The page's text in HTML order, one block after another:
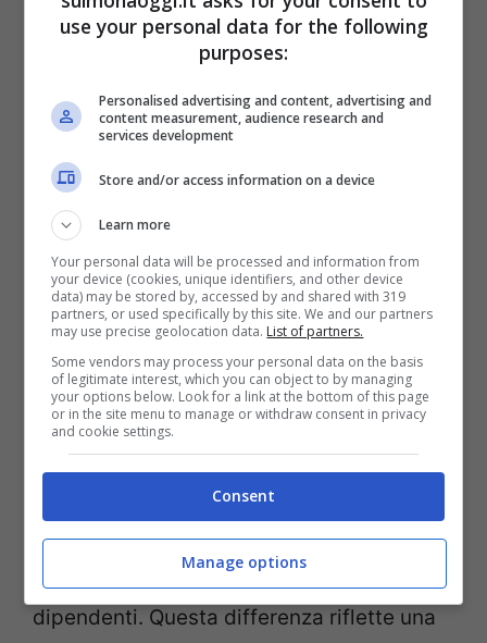
78 giorni all’anno possono andare in
minima di 61 anni e 7 mesi. Diversamente,
se il numero di giorni scende tra 72 e 77
all’anno o addirittura tra 64 e 71, l’età
minima richiesta aumenta
progressivamente.
Interessante èla distinzione operata dalla
normativa tra lavoratori autonomi e
dipendenti. Sebbene entrambe le
categorie possano accedere alla pensione
anticipata sotto determinate condizioni, gli
autonomi devono sempreaggiungere un
anno
all’età minima rispetto ai loro colleghi
dipendenti. Questa differenza riflette una
use your personal data for the following
purposes:
Personalised advertising and content, advertising and
content measurement, audience research and
services development
Store and/or access information on a device
Learn more
Your personal data will be processed and information from
your device (cookies, unique identifiers, and other device
data) may be stored by, accessed by and shared with 319
partners, or used specifically by this site. We and our partners
may use precise geolocation data. List of partners.
Some vendors may process your personal data on the basis
of legitimate interest, which you can object to by managing
your options below. Look for a link at the bottom of this page
or in the site menu to manage or withdraw consent in privacy
and cookie settings.
Consent
Manage options